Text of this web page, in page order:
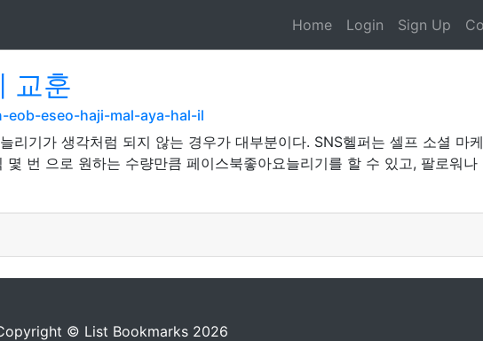
Home Login Sign Up
교훈
eob-eseo-haji-mal-aya-hal-il
리기가 생각처럼 되지 않는 경우가 대부분이다. SNS헬퍼는 셀프 소셜 마
번 으로 원하는 수량만큼 페이스북좋아요늘리기를 할 수 있고, 팔로워나
© List Bookmarks 2026